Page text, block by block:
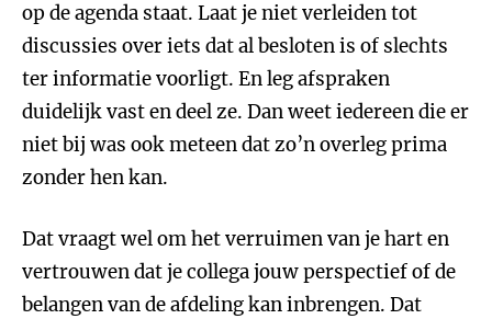
op de agenda staat. Laat je niet verleiden tot
discussies over iets dat al besloten is of slechts
ter informatie voorligt. En leg afspraken
duidelijk vast en deel ze. Dan weet iedereen die er
niet bij was ook meteen dat zo’n overleg prima
zonder hen kan.
Dat vraagt wel om het verruimen van je hart en
vertrouwen dat je collega jouw perspectief of de
belangen van de afdeling kan inbrengen. Dat